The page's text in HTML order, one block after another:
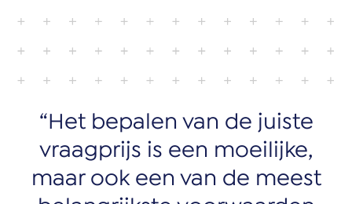
Het bepalen van de juiste
vraagprijs is een moeilijke,
maar ook een van de meest